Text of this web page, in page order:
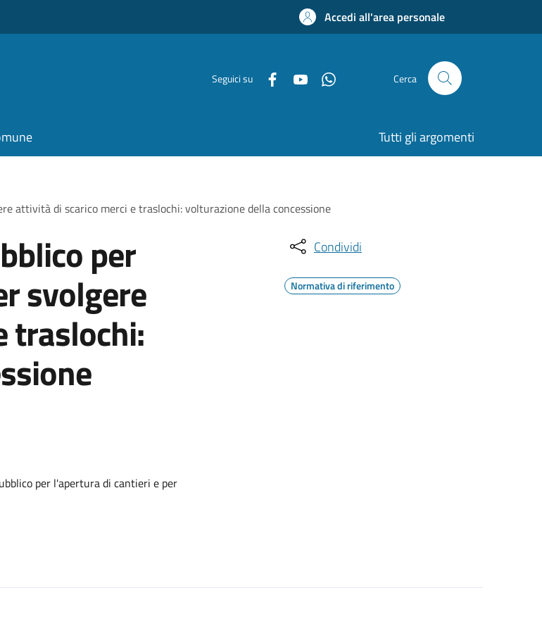
Accedi all'area personale
Seguici su Cerca
Tutti gli argomenti
attività di scarico merci e traslochi: volturazione della concessione
per
svolgere
traslochi:
per l'apertura di cantieri e per
Condividi
Normativa di riferimento